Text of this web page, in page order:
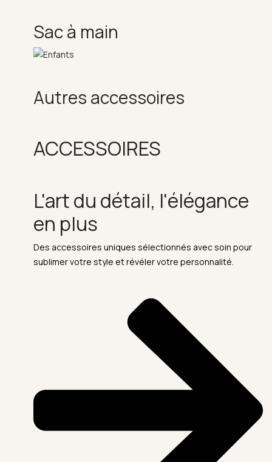
Sac à main
Autres accessoires
ACCESSOIRES
L'art du détail, l'élégance
en plus
Des accessoires uniques sélectionnés avec soin pour
sublimer votre style et révéler votre personnalité.